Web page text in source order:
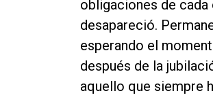
obligaciones de cada
desapareció.
esperando el
después de la
aquello que siempre